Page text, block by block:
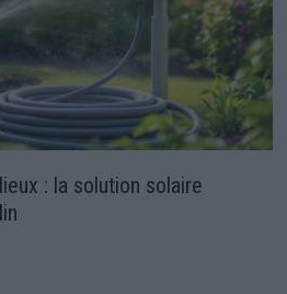
: la solution solaire